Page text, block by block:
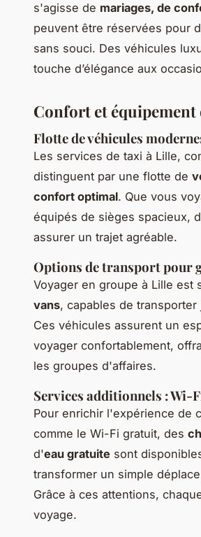
s'agisse de mariages, de
peuvent être réservées pour
sans souci. Des véhicules
touche d’élégance aux
Confort et équipement
Flotte de véhicules
Les services de taxi à Lille,
distinguent par une flotte de
confort optimal. Que vous
équipés de sièges spacieux,
assurer un trajet agréable.
Options de transport pour
Voyager en groupe à Lille est
vans, capables de transporter
Ces véhicules assurent un
voyager confortablement,
les groupes d'affaires.
Services additionnels : Wi-
Pour enrichir l'expérience de
comme le Wi-Fi gratuit, des
d'eau gratuite sont
transformer un simple
Grâce à ces attentions,
voyage.